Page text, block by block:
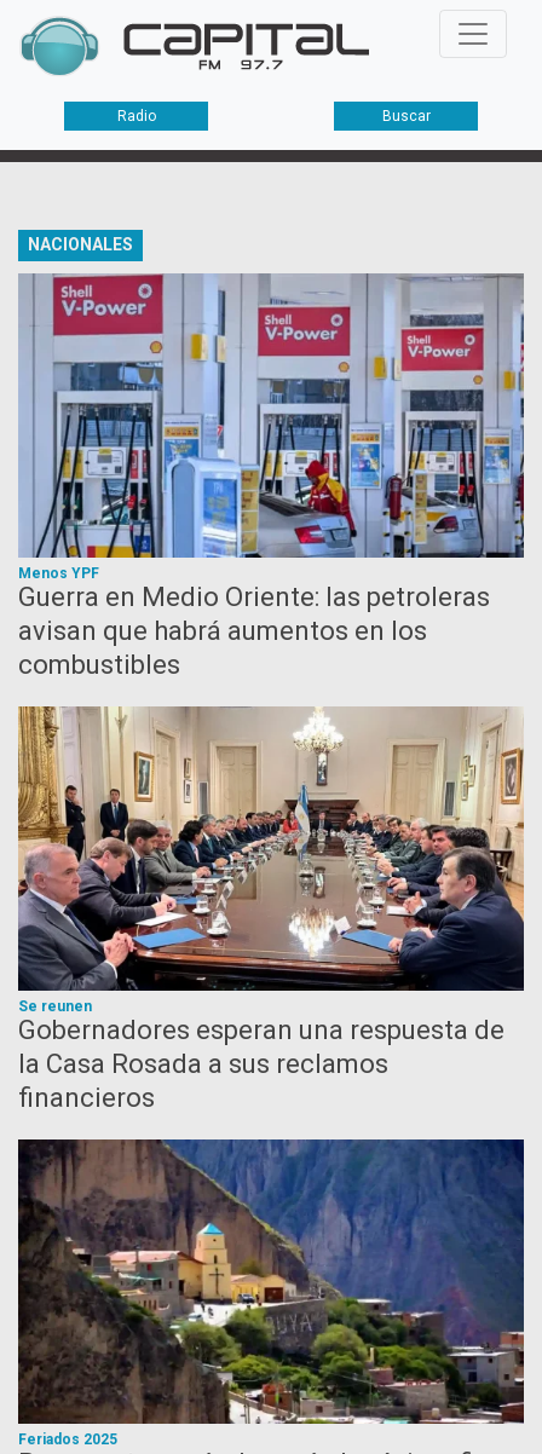
Radio Buscar
NACIONALES
Menos YPF
Guerra en Medio Oriente: las petroleras
avisan que habrá aumentos en los
combustibles
Se reunen
Gobernadores esperan una respuesta de
la Casa Rosada a sus reclamos
financieros
Feriados 2025